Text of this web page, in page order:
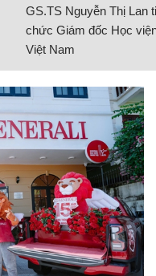
GS.TS Nguyễn Thị Lan
chức Giám đốc Học
Việt Nam